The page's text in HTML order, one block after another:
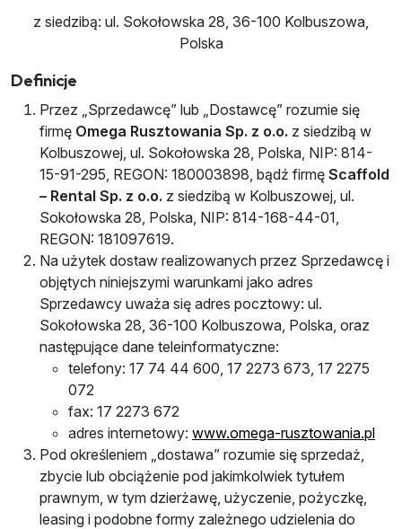
z siedzibą: ul. Sokołowska 28, 36-100 Kolbuszowa,
Polska
Definicje
Przez „Sprzedawcę” lub „Dostawcę” rozumie się
firmę Omega Rusztowania Sp. z o.o. z siedzibą w
Kolbuszowej, ul. Sokołowska 28, Polska, NIP: 814-
15-91-295, REGON: 180003898, bądź firmę Scaffold
– Rental Sp. z o.o. z siedzibą w Kolbuszowej, ul.
Sokołowska 28, Polska, NIP: 814-168-44-01,
REGON: 181097619.
Na użytek dostaw realizowanych przez Sprzedawcę i
objętych niniejszymi warunkami jako adres
Sprzedawcy uważa się adres pocztowy: ul.
Sokołowska 28, 36-100 Kolbuszowa, Polska, oraz
następujące dane teleinformatyczne:
telefony: 17 74 44 600, 17 2273 673, 17 2275
072
fax: 17 2273 672
adres internetowy: www.omega-rusztowania.pl
Pod określeniem „dostawa” rozumie się sprzedaż,
zbycie lub obciążenie pod jakimkolwiek tytułem
prawnym, w tym dzierżawę, użyczenie, pożyczkę,
leasing i podobne formy zależnego udzielenia do